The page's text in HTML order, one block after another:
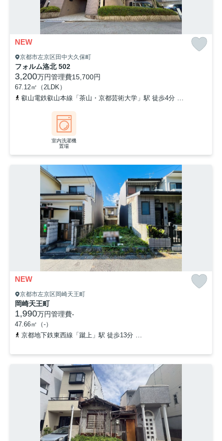
NEW
京都市左京区田中大久保町
フォルム洛北 502
3,200万円管理費15,700円
67.12㎡（2LDK）
叡山電鉄叡山本線「茶山・京都芸術大学」駅 徒歩4分
室内洗濯機
置場
NEW
京都市左京区岡崎天王町
岡崎天王町
1,990万円管理費-
47.66㎡（-）
京都地下鉄東西線「蹴上」駅 徒歩13分